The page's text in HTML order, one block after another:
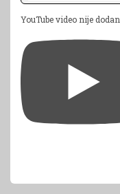
YouTube video nije dodan